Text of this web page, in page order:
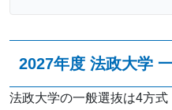
2027年度 法政大学
法政大学の一般選抜は4方式